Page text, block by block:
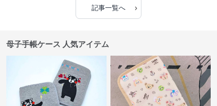
記事一覧へ ›
母子手帳ケース 人気アイテム